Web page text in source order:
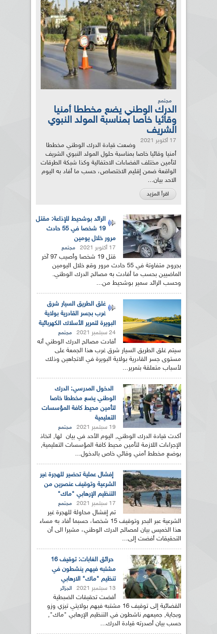
مجتمع
الدرك الوطني يضع مخططا أمنيا
وقائيا خاصا بمناسبة المولد النبوي
الشريف
17 أكتوبر 2021
وضعت قيادة الدرك الوطني مخططا
أمنيا وقائيا خاصا بمناسبة حلول المولد النبوي الشريف
لتأمين مختلف الفضاءات الاحتفالية وكذا شبكة الطرقات
الواقعة ضمن إقليم الاختصاص، حسب ما أفاد به اليوم
الاحد بيان...
اقرأ المزيد
الرائد بوشحيط للإذاعة: مقتل
19 شخصا في 55 حادث
مرور خلال يومين
17 أكتوبر 2021 مجتمع
قتل 19 شخصا وأصيب 97 آخر
بجروح متفاوتة في 55 حادث مرور وقع خلال اليومين
الماضيين بحسب ما أفادت به مصالح الدرك الوطني.
وحسب الرائد سمير بوشحيط من...
غلق الطريق السيار شرق
غرب بجسر القادرية بولاية
البويرة لتمرير الأسلاك الكهربائية
24 سبتمبر 2021 مجتمع
أفادت مصالح الدرك الوطني أنه
سيتم غلق الطريق السيار شرق غرب هذا الجمعة على
مستوى جسر القادرية بولاية البويرة في الاتجاهين وذلك
لأسباب متعلقة بتمرير...
الدخول المدرسي: الدرك
الوطني يضع مخططا خاصا
لتأمين محيط كافة المؤسسات
التعليمية
19 سبتمبر 2021 مجتمع
أكدت قيادة الدرك الوطني, اليوم الأحد في بيان لها, اتخاذ
الإجراءات اللازمة لتأمين محيط كافة المؤسسات التعليمية,
بوضعِ مخطط أمني وقائي خاص بالدخول...
إفشال عملية تحضير للهجرة غير
الشرعية وتوقيف عنصرين من
التنظيم الإرهابي "ماك"
17 سبتمبر 2021 مجتمع
تم إفشال محاولة للهجرة غير
الشرعية عبر البحر وتوقيف 15 شخصا، حسبما أفاد به مساء
هذا الخميس بيان لمصالح الدرك الوطني، مشيرا الى أن
التحقيقات أفضت إلى...
حرائق الغابات: توقيف 16
مشتبه فيهم ينشطون في
تنظيم "ماك" الارهابي
13 سبتمبر 2021 الجزائر
أفضت تحقيقات الضبطية
القضائية إلى توقيف 16 مشتبه فيهم بولايتي تيزي وزو
وبجاية, جميعهم ناشطون في التنظيم الإرهابي "ماك",
حسب بيان أصدرته قيادة الدرك...